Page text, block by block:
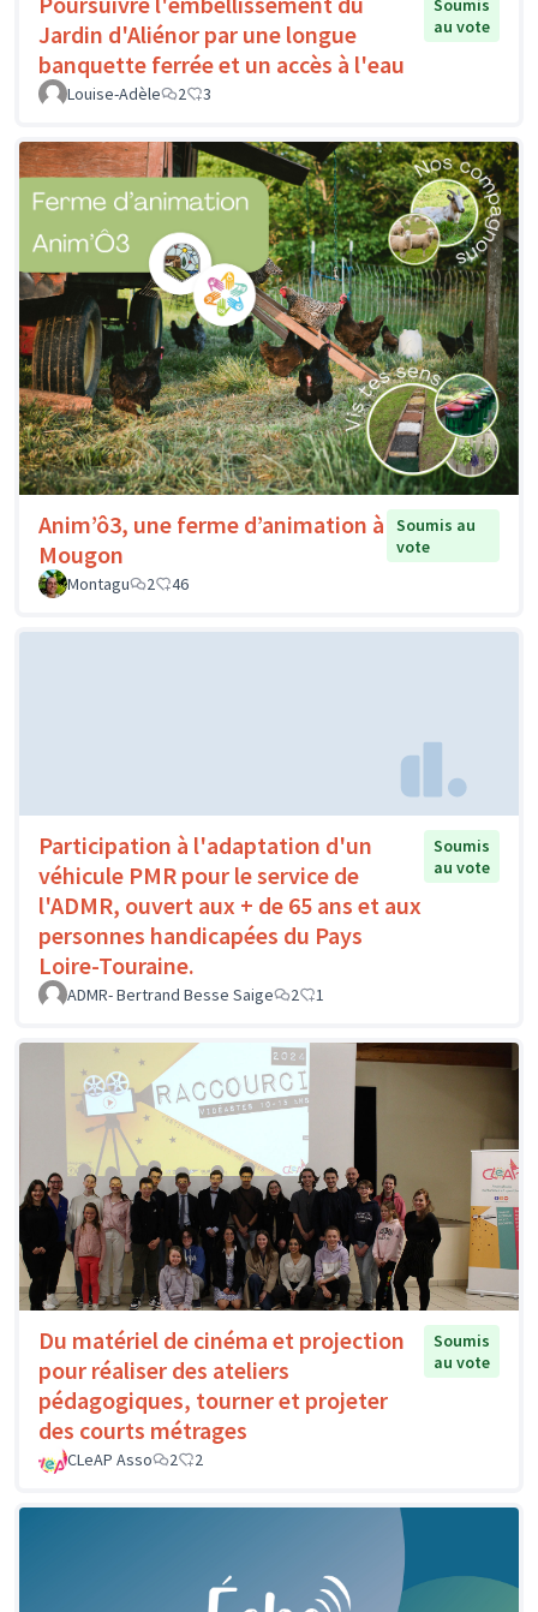
Jardin d'Aliénor par une longue
banquette ferrée et un accès à l'eau
Soumis
au vote
Louise-Adèle 2 3
Anim’ô3, une ferme d’animation à
Mougon
Soumis au
vote
Montagu
2 46
Participation à l'adaptation d'un
véhicule PMR pour le service de
l'ADMR, ouvert aux + de 65 ans et aux
personnes handicapées du Pays
Loire-Touraine.
Soumis
au vote
ADMR- Bertrand Besse Saige 2 1
Du matériel de cinéma et projection
pour réaliser des ateliers
pédagogiques, tourner et projeter
des courts métrages
Soumis
au vote
CLeAP Asso 2 2